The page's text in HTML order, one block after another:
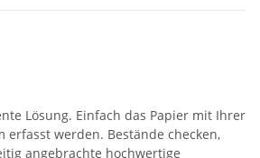
Lösung. Einfach das Papier mit Ihrer
erfasst werden. Bestände checken,
angebrachte hochwertige